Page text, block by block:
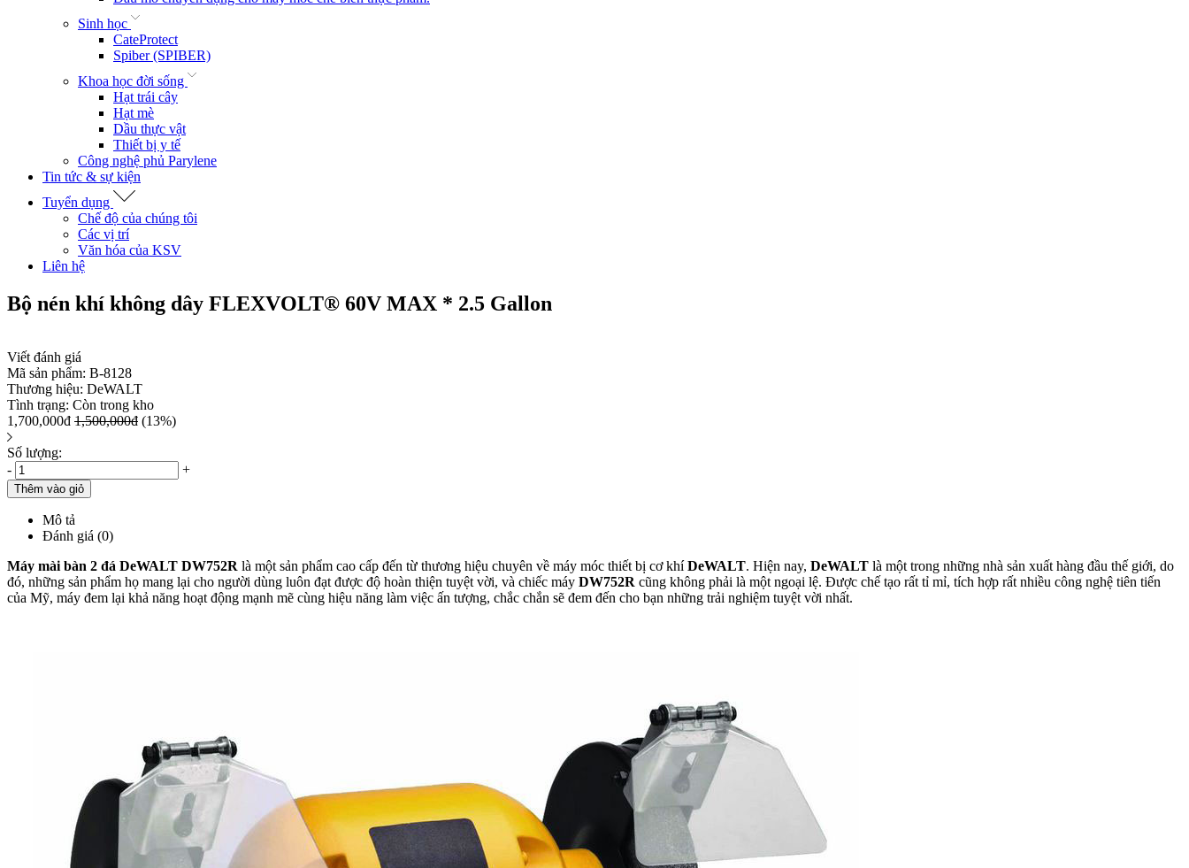
Sinh học
CateProtect
Spiber (SPIBER)
Khoa học đời sống
Hạt trái cây
Hạt mè
Dầu thực vật
Thiết bị y tế
Công nghệ phủ Parylene
Tin tức & sự kiện
Tuyển dụng
Chế độ của chúng tôi
Các vị trí
Văn hóa của KSV
Liên hệ
Bộ nén khí không dây FLEXVOLT® 60V MAX * 2.5 Gallon
Viết đánh giá
Mã sản phẩm: B-8128
Thương hiệu: DeWALT
Tình trạng: Còn trong kho
1,700,000đ 1,500,000đ (13%)
Số lượng:
-
+
Thêm vào giỏ
Mô tả
Đánh giá (0)
Máy mài bàn 2 đá DeWALT DW752R là một sản phẩm cao cấp đến từ thương hiệu chuyên về máy móc thiết bị cơ khíDeWALT. Hiện nay, DeWALT là một trong những nhà sản xuất hàng đầu thế giới, do
đó, những sản phẩm họ mang lại cho người dùng luôn đạt được độ hoàn thiện tuyệt vời, và chiếc máy DW752R cũng không phải là một ngoại lệ. Được chế tạo rất tỉ mỉ, tích hợp rất nhiều công nghệ tiên tiến
của Mỹ, máy đem lại khả năng hoạt động mạnh mẽ cùng hiệu năng làm việc ấn tượng, chắc chắn sẽ đem đến cho bạn những trải nghiệm tuyệt vời nhất.